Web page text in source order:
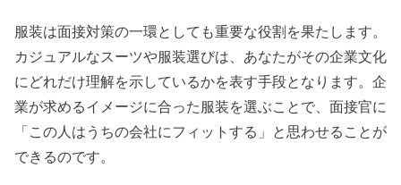
服装は面接対策の一環としても重要な役割を果たします。
カジュアルなスーツや服装選びは、あなたがその企業文化
にどれだけ理解を示しているかを表す手段となります。企
業が求めるイメージに合った服装を選ぶことで、面接官に
「この人はうちの会社にフィットする」と思わせることが
できるのです。